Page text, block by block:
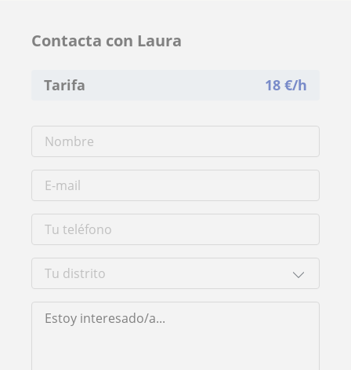
Contacta con Laura
Tarifa 18 €/h